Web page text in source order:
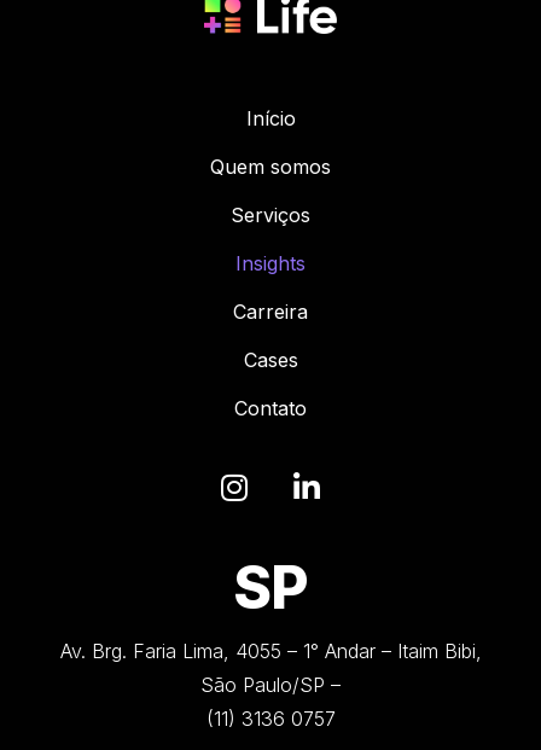
Início
Quem somos
Serviços
Insights
Carreira
Cases
Contato
SP
Av. Brg. Faria Lima, 4055 – 1° Andar – Itaim Bibi,
São Paulo/SP –
(11) 3136 0757